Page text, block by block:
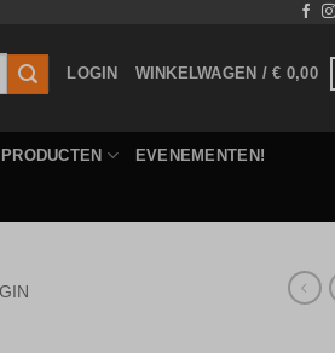
LOGIN WINKELWAGEN /€ 0,00
EVENEMENTEN!
GIN